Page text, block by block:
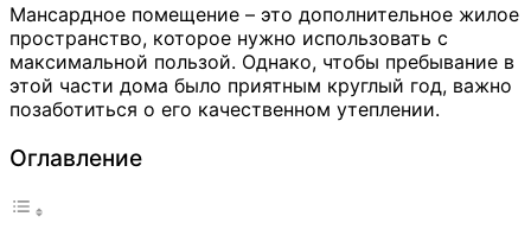
Мансардное помещение – это дополнительное жилое
пространство, которое нужно использовать с
максимальной пользой. Однако, чтобы пребывание в
этой части дома было приятным круглый год, важно
позаботиться о его качественном утеплении.
Оглавление